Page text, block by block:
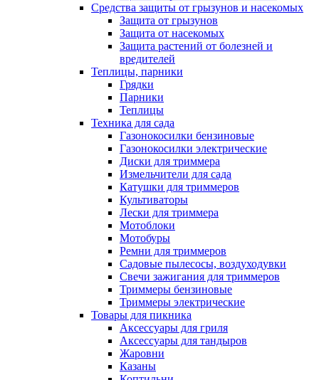
Средства защиты от грызунов и насекомых
Защита от грызунов
Защита от насекомых
Защита растений от болезней и
вредителей
Теплицы, парники
Грядки
Парники
Теплицы
Техника для сада
Газонокосилки бензиновые
Газонокосилки электрические
Диски для триммера
Измельчители для сада
Катушки для триммеров
Культиваторы
Лески для триммера
Мотоблоки
Мотобуры
Ремни для триммеров
Садовые пылесосы, воздуходувки
Свечи зажигания для триммеров
Триммеры бензиновые
Триммеры электрические
Товары для пикника
Аксессуары для гриля
Аксессуары для тандыров
Жаровни
Казаны